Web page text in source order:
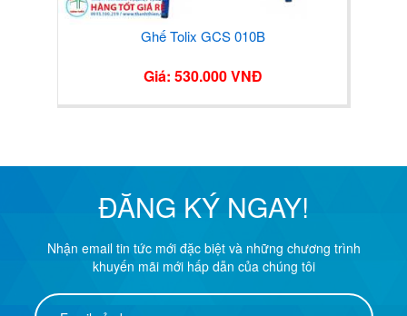
Ghế Tolix GCS 010B
Giá: 530.000 VNĐ
ĐĂNG KÝ NGAY!
Nhận email tin tức mới đặc biệt và những chương trình
khuyến mãi mới hấp dẫn của chúng tôi